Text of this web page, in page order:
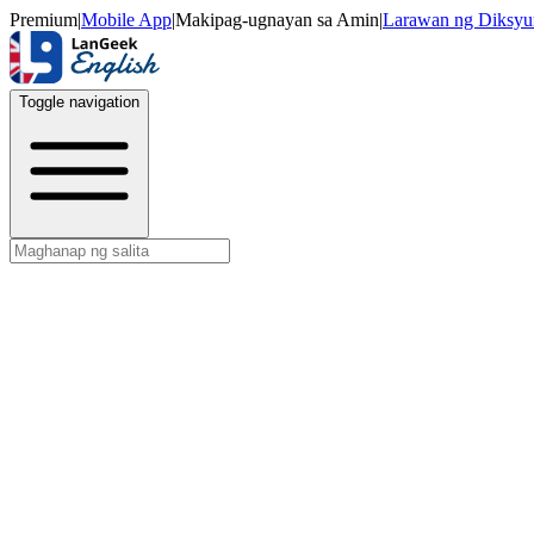
Premium|Mobile App|Makipag-ugnayan sa Amin|Larawan ng
Toggle navigation